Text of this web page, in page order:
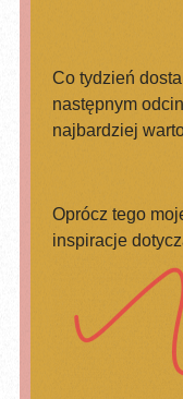
Co tydzień
następnym
najbardziej
Oprócz tego
inspiracje